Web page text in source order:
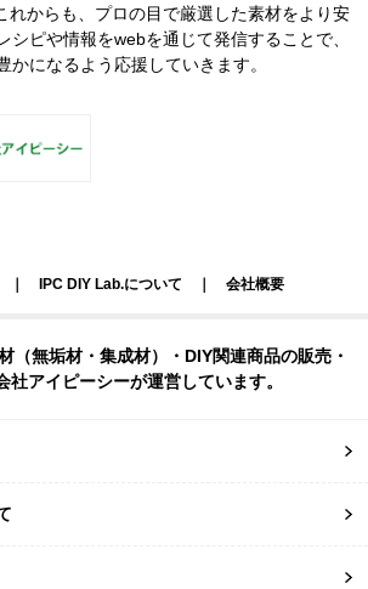
れからも、プロの目で厳選した素材をより安
シピや情報をwebを通じて発信することで、
かになるよう応援していきます。
IPC DIY Lab.について 会社概要
（無垢材・集成材）・DIY関連商品の販売・
社アイピーシーが運営しています。